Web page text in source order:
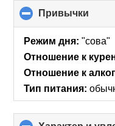
Привычки
to
Режим дня: "сова"
Отношение к
Отношение к
Тип питания: